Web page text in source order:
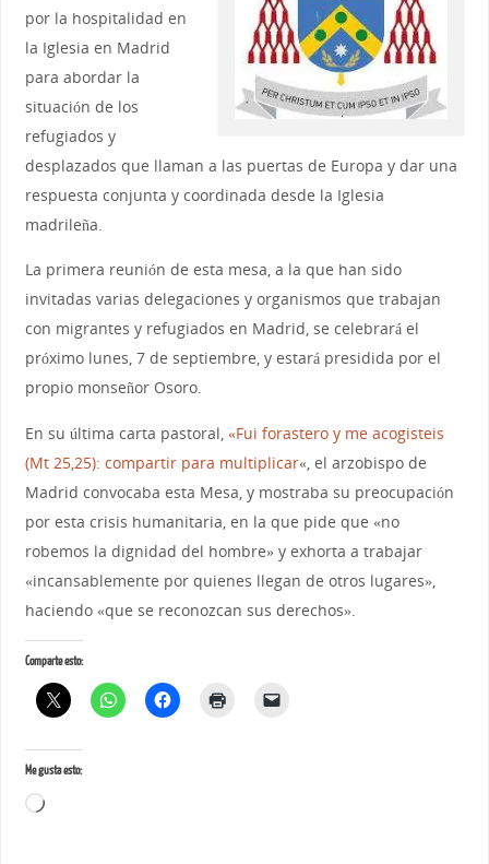
por la hospitalidad en
la Iglesia en Madrid
para abordar la
situación de los
refugiados y
desplazados que llaman a las puertas de Europa y dar una
respuesta conjunta y coordinada desde la Iglesia
madrileña.
La primera reunión de esta mesa, a la que han sido
invitadas varias delegaciones y organismos que trabajan
con migrantes y refugiados en Madrid, se celebrará el
próximo lunes, 7 de septiembre, y estará presidida por el
propio monseñor Osoro.
En su última carta pastoral, «Fui forastero y me acogisteis
(Mt 25,25): compartir para multiplicar«, el arzobispo de
Madrid convocaba esta Mesa, y mostraba su preocupación
por esta crisis humanitaria, en la que pide que «no
robemos la dignidad del hombre» y exhorta a trabajar
«incansablemente por quienes llegan de otros lugares»,
haciendo «que se reconozcan sus derechos».
Comparte esto:
Me gusta esto: